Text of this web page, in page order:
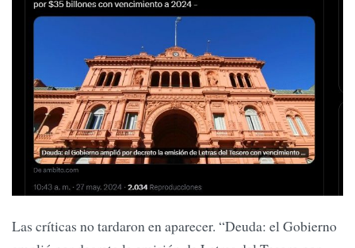
Las críticas no tardaron en aparecer. “Deuda: el Gobierno